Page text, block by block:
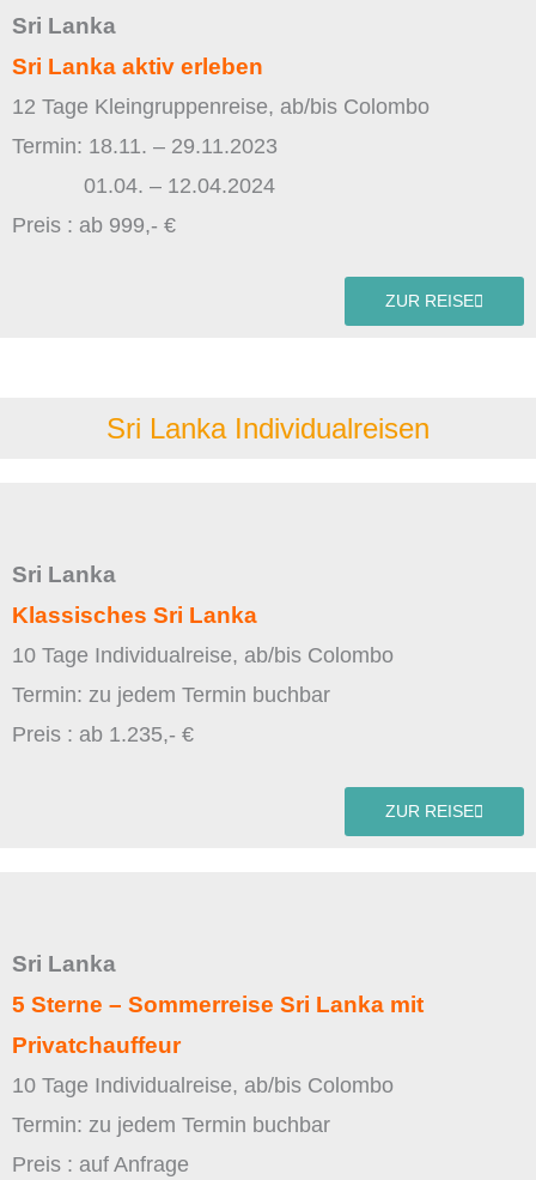
Sri Lanka
Sri Lanka aktiv erleben
12 Tage Kleingruppenreise, ab/bis Colombo
Termin: 18.11. – 29.11.2023
01.04. – 12.04.2024
Preis : ab 999,- €
ZUR REISE
Sri Lanka Individualreisen
Sri Lanka
Klassisches Sri Lanka
10 Tage Individualreise, ab/bis Colombo
Termin: zu jedem Termin buchbar
Preis : ab 1.235,- €
ZUR REISE
Sri Lanka
5 Sterne – Sommerreise Sri Lanka mit
Privatchauffeur
10 Tage Individualreise, ab/bis Colombo
Termin: zu jedem Termin buchbar
Preis : auf Anfrage